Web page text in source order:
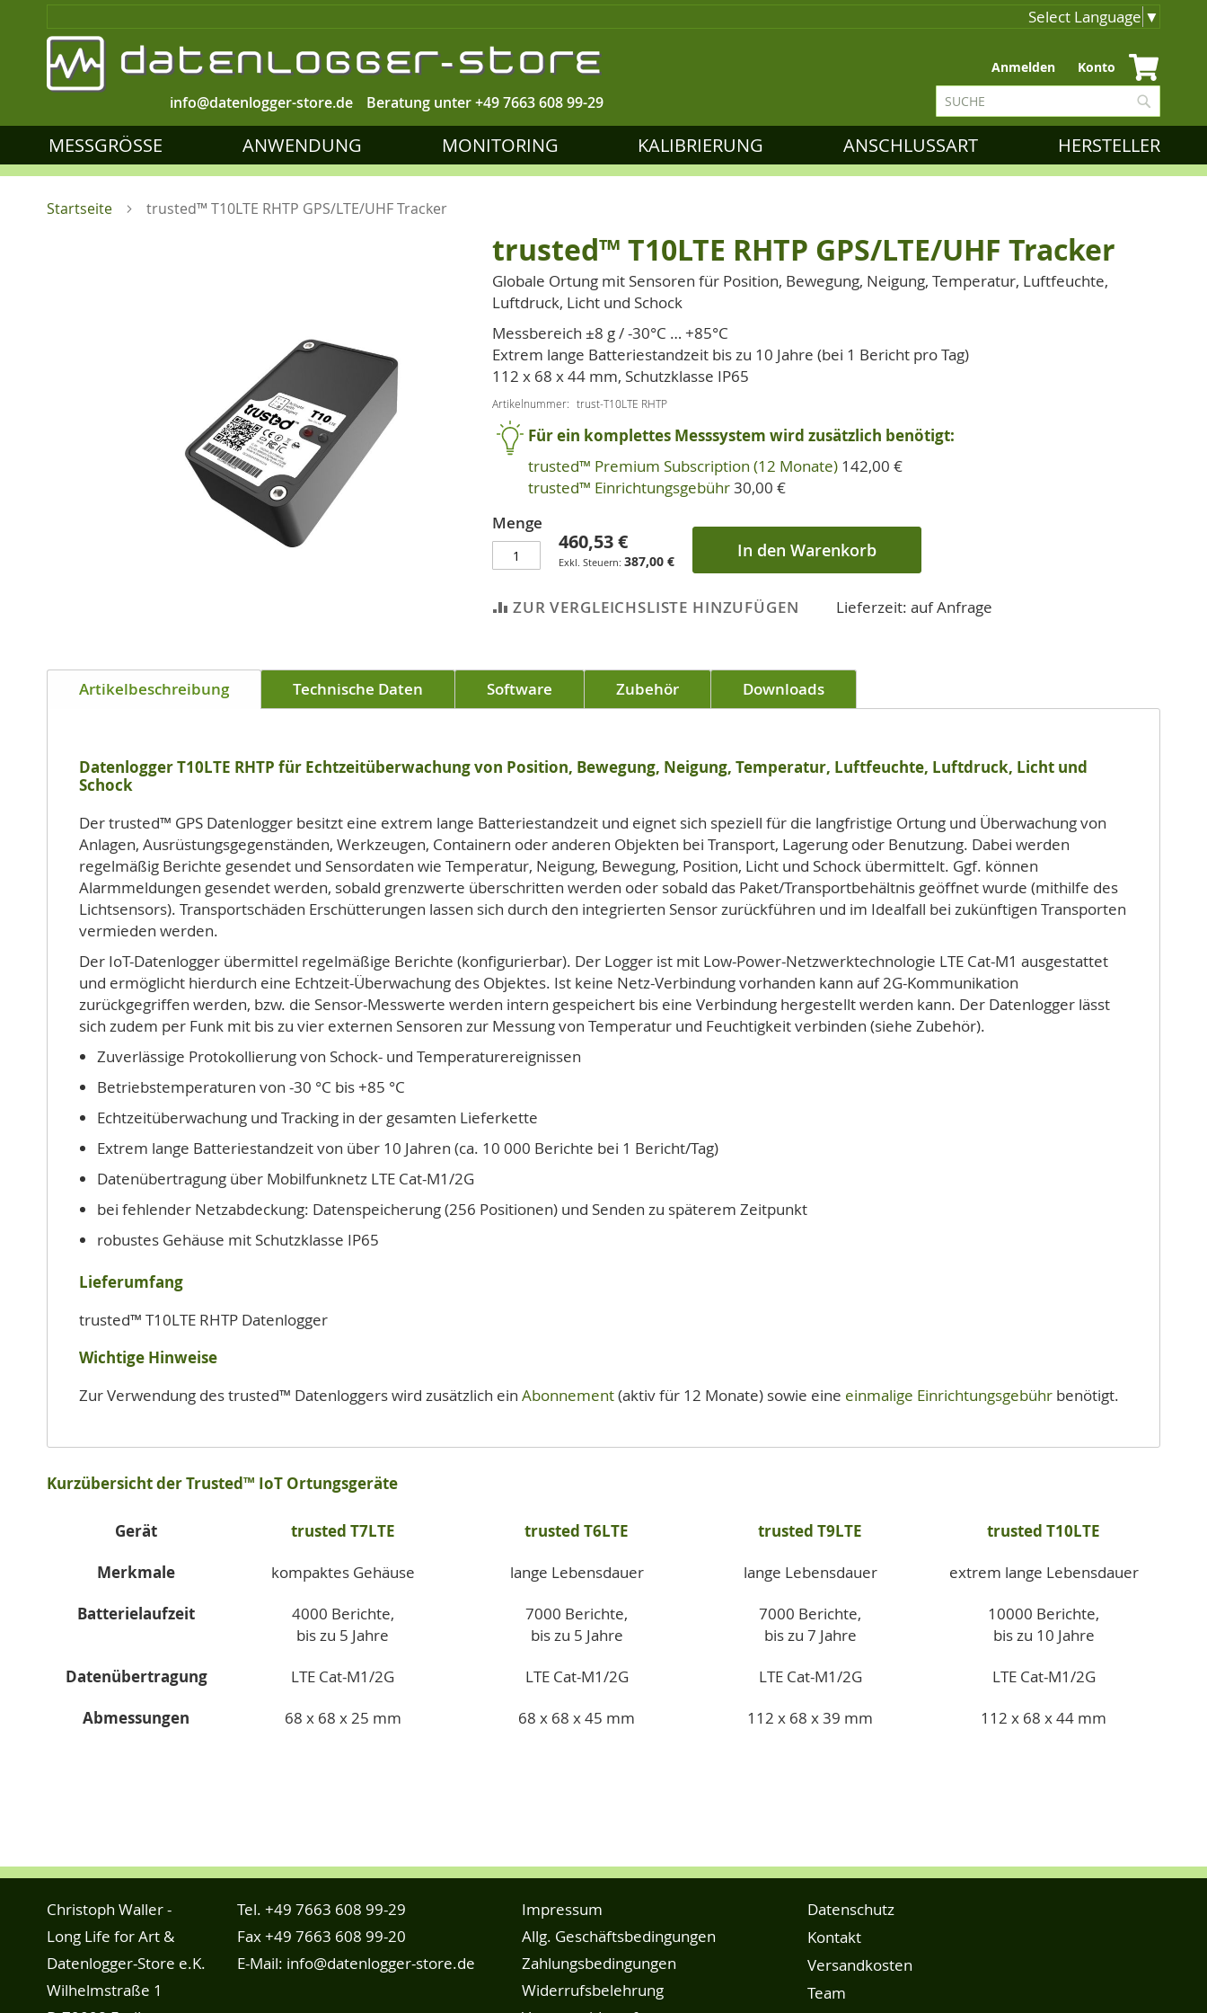
Select Language ▼
Beratung unter+49 7663 608 99-29
info@datenlogger-store.de
Zum
Inhalt
springen
Anmelden Konto
Suche
MESSGRÖSSE ANWENDUNG MONITORING KALIBRIERUNG ANSCHLUSSART HERSTELLER
Startseite trusted™ T10LTE RHTP GPS/LTE/UHF Tracker
Anfang
trusted™ T10LTE RHTP GPS/LTE/UHF Tracker
Globale Ortung mit Sensoren für Position, Bewegung, Neigung, Temperatur, Luftfeuchte,
Luftdruck, Licht und Schock
Messbereich ±8 g / -30°C … +85°C
Extrem lange Batteriestandzeit bis zu 10 Jahre (bei 1 Bericht pro Tag)
112 x 68 x 44 mm, Schutzklasse IP65
Artikelnummer trust-T10LTE RHTP
Für ein komplettes Messsystem wird zusätzlich benötigt:
trusted™ Premium Subscription (12 Monate) 142,00 €
trusted™ Einrichtungsgebühr30,00 €
Menge
460,53 €
387,00 € In den Warenkorb
ZUR VERGLEICHSLISTE HINZUFÜGEN Lieferzeit: auf Anfrage
Artikelbeschreibung Technische Daten Software Zubehör Downloads
Datenlogger T10LTE RHTP für Echtzeitüberwachung von Position, Bewegung, Neigung, Temperatur, Luftfeuchte, Luftdruck, Licht und
Schock
Der trusted™ GPS Datenlogger besitzt eine extrem lange Batteriestandzeit und eignet sich speziell für die langfristige Ortung und Überwachung von
Anlagen, Ausrüstungsgegenständen, Werkzeugen, Containern oder anderen Objekten bei Transport, Lagerung oder Benutzung. Dabei werden
regelmäßig Berichte gesendet und Sensordaten wie Temperatur, Neigung, Bewegung, Position, Licht und Schock übermittelt. Ggf. können
Alarmmeldungen gesendet werden, sobald grenzwerte überschritten werden oder sobald das Paket/Transportbehältnis geöffnet wurde (mithilfe des
Lichtsensors). Transportschäden Erschütterungen lassen sich durch den integrierten Sensor zurückführen und im Idealfall bei zukünftigen Transporten
vermieden werden.
Der IoT-Datenlogger übermittel regelmäßige Berichte (konfigurierbar). Der Logger ist mit Low-Power-Netzwerktechnologie LTE Cat-M1 ausgestattet
und ermöglicht hierdurch eine Echtzeit-Überwachung des Objektes. Ist keine Netz-Verbindung vorhanden kann auf 2G-Kommunikation
zurückgegriffen werden, bzw. die Sensor-Messwerte werden intern gespeichert bis eine Verbindung hergestellt werden kann. Der Datenlogger lässt
sich zudem per Funk mit bis zu vier externen Sensoren zur Messung von Temperatur und Feuchtigkeit verbinden (siehe Zubehör).
Zuverlässige Protokollierung von Schock- und Temperaturereignissen
Betriebstemperaturen von -30 °C bis +85 °C
Echtzeitüberwachung und Tracking in der gesamten Lieferkette
Extrem lange Batteriestandzeit von über 10 Jahren (ca. 10 000 Berichte bei 1 Bericht/Tag)
Datenübertragung über Mobilfunknetz LTE Cat-M1/2G
bei fehlender Netzabdeckung: Datenspeicherung (256 Positionen) und Senden zu späterem Zeitpunkt
robustes Gehäuse mit Schutzklasse IP65
Lieferumfang
trusted™ T10LTE RHTP Datenlogger
Wichtige Hinweise
Zur Verwendung des trusted™ Datenloggers wird zusätzlich ein Abonnement(aktiv für 12 Monate) sowie eine einmalige Einrichtungsgebühr benötigt.
Kurzübersicht der Trusted™ IoT Ortungsgeräte
Gerät trusted T7LTE trusted T6LTE trusted T9LTE
trusted T10LTE
Merkmale
kompaktes Gehäuse lange Lebensdauer lange Lebensdauer
extrem lange Lebensdauer
Batterielaufzeit
4000 Berichte,
bis zu 5 Jahre
7000 Berichte,
bis zu 5 Jahre
7000 Berichte,
bis zu 7 Jahre
10000 Berichte,
bis zu 10 Jahre
Datenübertragung
LTE Cat-M1/2G LTE Cat-M1/2G LTE Cat-M1/2G
LTE Cat-M1/2G
Abmessungen
68 x 68 x 25 mm 68 x 68 x 45 mm 112 x 68 x 39 mm 112 x 68 x 44 mm
Christoph Waller -
Long Life for Art &
Datenlogger-Store e.K.
Wilhelmstraße 1
Tel. +49 7663 608 99-29
Fax +49 7663 608 99-20
E-Mail: info@datenlogger-store.de
Impressum
Allg. Geschäftsbedingungen
Zahlungsbedingungen
Widerrufsbelehrung
Datenschutz
Kontakt
Versandkosten
Team